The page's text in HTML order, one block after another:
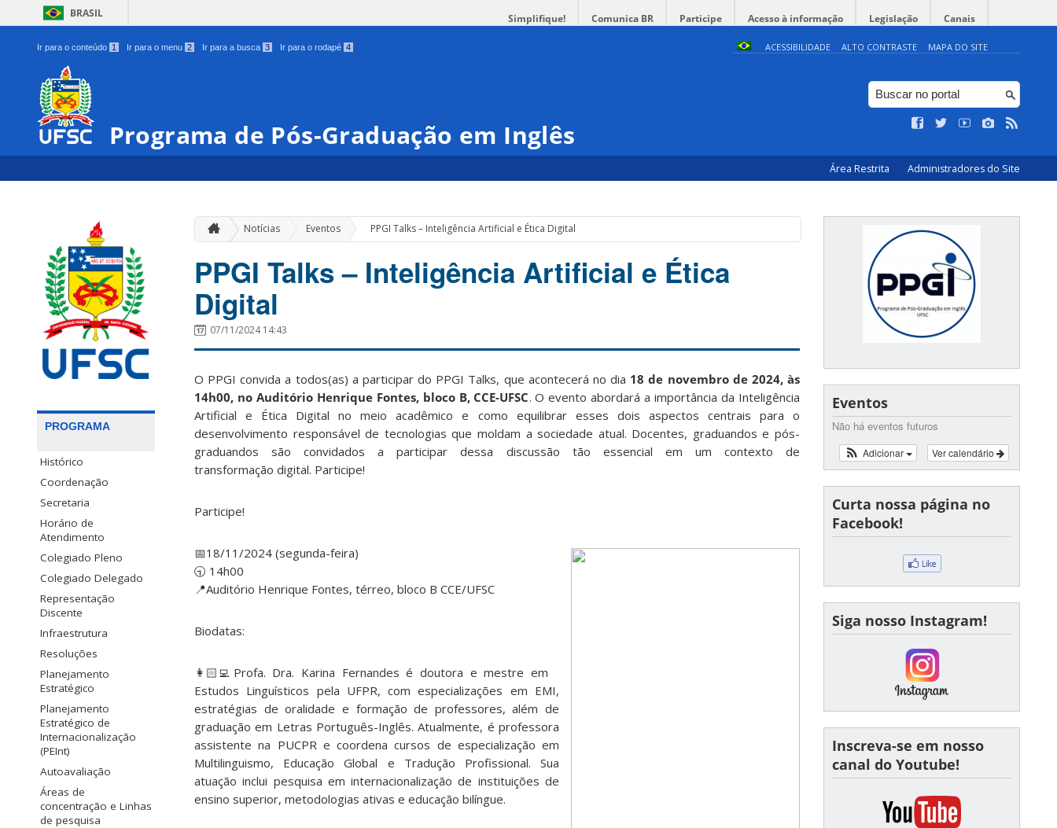
BRASIL Simplifique! Comunica BR Participe Acesso à informação Legislação Canais
Ir para o conteúdo 1 Ir para o menu 2 Ir para a busca 3 Ir para o rodapé 4 ACESSIBILIDADE ALTO CONTRASTE MAPA DO SITE
Programa de Pós-Graduação em Inglês
Área Restrita Administradores do Site
PROGRAMA
Histórico
Coordenação
Secretaria
Horário de
Atendimento
Colegiado Pleno
Colegiado Delegado
Representação
Discente
Infraestrutura
Resoluções
Planejamento
Estratégico
Planejamento
Estratégico de
Internacionalização
(PEInt)
Autoavaliação
Áreas de
concentração e Linhas
de pesquisa
Notícias Eventos » PPGI Talks – Inteligência Artificial e Ética Digital
PPGI Talks – Inteligência Artificial e Ética
Digital
07/11/2024 14:43
O PPGI convida a todos(as) a participar do PPGI Talks, que acontecerá no dia 18 de novembro de 2024, às
14h00, no Auditório Henrique Fontes, bloco B, CCE-UFSC. O evento abordará a importância da Inteligência
Artificial e Ética Digital no meio acadêmico e como equilibrar esses dois aspectos centrais para o
desenvolvimento responsável de tecnologias que moldam a sociedade atual. Docentes, graduandos e pós-
graduandos são convidados a participar dessa discussão tão essencial em um contexto de
transformação digital. Participe!
Participe!
📅18/11/2024 (segunda-feira)
🕤 14h00
📍Auditório Henrique Fontes, térreo, bloco B CCE/UFSC
Biodatas:
👩🏻‍💻Profa. Dra. Karina Fernandes é doutora e mestre em
Estudos Linguísticos pela UFPR, com especializações em EMI,
estratégias de oralidade e formação de professores, além de
graduação em Letras Português-Inglês. Atualmente, é professora
assistente na PUCPR e coordena cursos de especialização em
Multilinguismo, Educação Global e Tradução Profissional. Sua
atuação inclui pesquisa em internacionalização de instituições de
ensino superior, metodologias ativas e educação bilíngue.
Eventos
Não há eventos futuros
Ver calendário
Adicionar
Curta nossa página no
Facebook!
Siga nosso Instagram!
Inscreva-se em nosso
canal do Youtube!